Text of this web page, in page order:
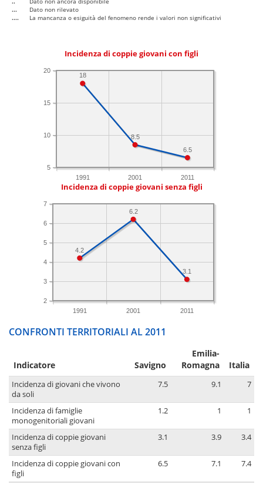
...
Dato non rilevato
....
La mancanza o esiguità del fenomeno rende i valori non significativi
Incidenza di coppie giovani con figli
1991 2001 2011
5
10
15
20
6.5
8.5
18
Incidenza di coppie giovani senza figli
1991 2001 2011
2
3
4
5
6
7
3.1
6.2
4.2
CONFRONTI TERRITORIALI AL 2011
Indicatore Savigno
Emilia-
Romagna
Italia
Incidenza di giovani che vivono
da soli
7.5 9.1 7
Incidenza di famiglie
monogenitoriali giovani
1.2 1 1
Incidenza di coppie giovani
senza figli
3.1 3.9 3.4
Incidenza di coppie giovani con
figli
6.5 7.1 7.4